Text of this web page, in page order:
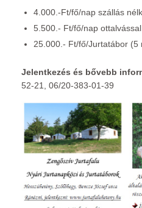
4.000.-Ft/fő/nap szállás
5.500.- Ft/fő/nap
25.000.- Ft/fő/Jurtatábor (5
Jelentkezés és bővebb
52-21, 06/20-383-01-39